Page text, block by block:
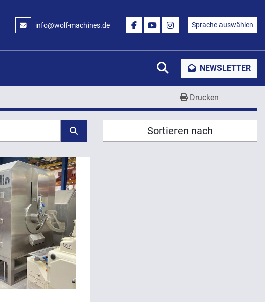
info@wolf-machines.de
FACEBOOK
YOUTUBEINSTAGRAM
Sprache auswählen
SucheNEWSLETTER
Drucken
Sortieren nach